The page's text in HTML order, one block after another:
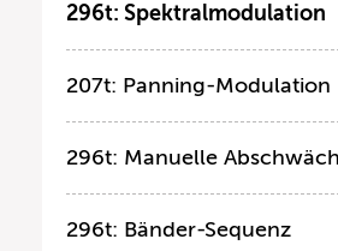
296t: Spektralmodulation
207t: Panning-Modulation
296t: Manuelle
296t: Bänder-Sequenz